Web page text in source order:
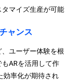
タマイズ生産が可能
ャンス
ユーザー体験を根
ARを活用して作
効率化が期待され